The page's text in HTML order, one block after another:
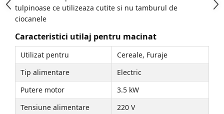
tulpinoase ce utilizeaza cutite si nu tamburul de
ciocanele
Caracteristici utilaj pentru macinat
Utilizat pentru
Cereale, Furaje
Tip alimentare
Electric
Putere motor
3.5 kW
Tensiune alimentare
220 V